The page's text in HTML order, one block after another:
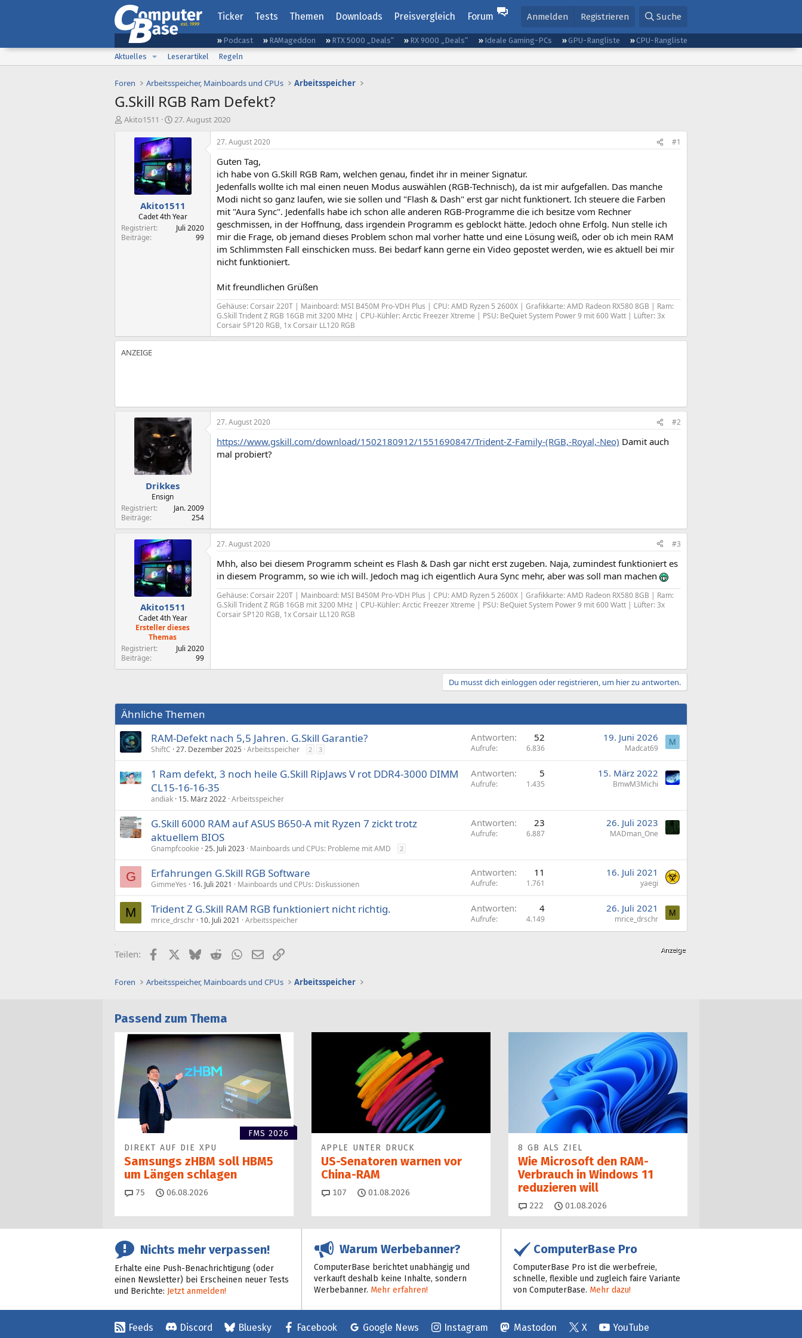
Ticker Tests Themen Downloads Preisvergleich Forum Anmelden Registrieren Suche
Podcast RAMageddon RTX 5000 „Deals“ RX 9000 „Deals“ Ideale Gaming-PCs GPU-Rangliste
CPU-Rangliste
Aktuelles
Leserartikel Regeln
Foren Arbeitsspeicher, Mainboards und CPUs Arbeitsspeicher
G.Skill RGB Ram Defekt?
E
Akito1511
E
s
e
l
t
a
m
27. August 2020
Akito1511
Cadet 4th Year
Registriert
Juli 2020
Beiträge
99
27. August 2020 #1
Guten Tag,
ich habe von G.Skill RGB Ram, welchen genau, findet ihr in meiner Signatur.
Jedenfalls wollte ich mal einen neuen Modus auswählen (RGB-Technisch), da ist mir aufgefallen. Das manche
Modi nicht so ganz laufen, wie sie sollen und "Flash & Dash" erst gar nicht funktionert. Ich steuere die Farben
mit "Aura Sync". Jedenfalls habe ich schon alle anderen RGB-Programme die ich besitze vom Rechner
geschmissen, in der Hoffnung, dass irgendein Programm es geblockt hätte. Jedoch ohne Erfolg. Nun stelle ich
mir die Frage, ob jemand dieses Problem schon mal vorher hatte und eine Lösung weiß, oder ob ich mein RAM
im Schlimmsten Fall einschicken muss. Bei bedarf kann gerne ein Video gepostet werden, wie es aktuell bei mir
nicht funktioniert.
Mit freundlichen Grüßen
Gehäuse: Corsair 220T | Mainboard: MSI B450M Pro-VDH Plus | CPU: AMD Ryzen 5 2600X | Grafikkarte: AMD Radeon RX580 8GB | Ram:
G.Skill Trident Z RGB 16GB mit 3200 MHz | CPU-Kühler: Arctic Freezer Xtreme | PSU: BeQuiet System Power 9 mit 600 Watt | Lüfter: 3x
Corsair SP120 RGB, 1x Corsair LL120 RGB
Drikkes
Ensign
Registriert
Jan. 2009
Beiträge
254
27. August 2020 #2
https://www.gskill.com/download/1502180912/1551690847/Trident-Z-Family-(RGB,-Royal,-Neo) Damit auch
mal probiert?
Akito1511
Cadet 4th Year
Ersteller dieses
Themas
Registriert
Juli 2020
Beiträge
99
27. August 2020 #3
Mhh, also bei diesem Programm scheint es Flash & Dash gar nicht erst zugeben. Naja, zumindest funktioniert es
in diesem Programm, so wie ich will. Jedoch mag ich eigentlich Aura Sync mehr, aber was soll man machen
Gehäuse: Corsair 220T | Mainboard: MSI B450M Pro-VDH Plus | CPU: AMD Ryzen 5 2600X | Grafikkarte: AMD Radeon RX580 8GB | Ram:
G.Skill Trident Z RGB 16GB mit 3200 MHz | CPU-Kühler: Arctic Freezer Xtreme | PSU: BeQuiet System Power 9 mit 600 Watt | Lüfter: 3x
Corsair SP120 RGB, 1x Corsair LL120 RGB
Du musst dich einloggen oder registrieren, um hier zu antworten.
Ähnliche Themen
RAM-Defekt nach 5,5 Jahren. G.Skill Garantie?
ShiftC 27. Dezember 2025 Arbeitsspeicher 2 3
Antworten 52
Aufrufe 6.836
19. Juni 2026
Madcat69
M
1 Ram defekt, 3 noch heile G.Skill RipJaws V rot DDR4-3000 DIMM
CL15-16-16-35
andiak 15. März 2022 Arbeitsspeicher
Antworten 5
Aufrufe 1.435
15. März 2022
BmwM3Michi
G.Skill 6000 RAM auf ASUS B650-A mit Ryzen 7 zickt trotz
aktuellem BIOS
Gnampfcookie 25. Juli 2023 Mainboards und CPUs: Probleme mit AMD 2
Antworten 23
Aufrufe 6.887
26. Juli 2023
MADman_One
G Erfahrungen G.Skill RGB Software
GimmeYes 16. Juli 2021 Mainboards und CPUs: Diskussionen
Antworten 11
Aufrufe 1.761
16. Juli 2021
yaegi
M Trident Z G.Skill RAM RGB funktioniert nicht richtig.
mrice_drschr 10. Juli 2021 Arbeitsspeicher
Antworten 4
Aufrufe 4.149
26. Juli 2021
mrice_drschr
M
Teilen: FacebookX (Twitter)
BlueskyRedditWhatsApp
E-MailLink
Foren Arbeitsspeicher, Mainboards und CPUs Arbeitsspeicher
Passend zum Thema
FMS 2026
DIREKT AUF DIE XPU
Samsungs zHBM soll HBM5
um Längen schlagen
75 Kommentare
06.08.2026
APPLE UNTER DRUCK
US-Senatoren warnen vor
China-RAM
107 Kommentare
01.08.2026
8 GB ALS ZIEL
Wie Microsoft den RAM-
Verbrauch in Windows 11
reduzieren will
222 Kommentare
01.08.2026
Nichts mehr verpassen!
Erhalte eine Push-Benachrichtigung (oder
einen Newsletter) bei Erscheinen neuer Tests
und Berichte: Jetzt anmelden!
Warum Werbebanner?
ComputerBase berichtet unabhängig und
verkauft deshalb keine Inhalte, sondern
Werbebanner. Mehr erfahren!
ComputerBase Pro
ComputerBase Pro ist die werbefreie,
schnelle, flexible und zugleich faire Variante
von ComputerBase. Mehr dazu!
Feeds Discord Bluesky Facebook Google News Instagram Mastodon X YouTube